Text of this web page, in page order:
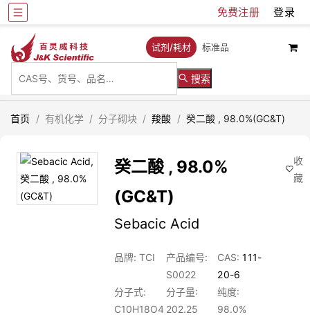
免费注册 登录
试剂/耗材 标准品
搜索
首页 / 有机化学 / 分子砌块 / 羧酸 / 癸二酸 , 98.0%(GC&T)
癸二酸 , 98.0%
(GC&T)
Sebacic Acid
品牌: TCI
产品编号:
S0022
CAS: 111-
20-6
分子式:
C10H18O4
分子量:
202.25
纯度:
98.0%
收
藏